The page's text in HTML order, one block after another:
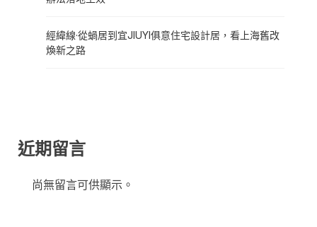
經緯線·從蝸居到宜JIUYI俱意住宅設計居，看上海舊改
煥新之路
近期留言
尚無留言可供顯示。